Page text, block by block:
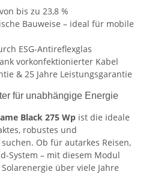
bis zu 23,8 %
Bauweise – ideal für mobile
ESG-Antireflexglas
vorkonfektionierter Kabel
& 25 Jahre Leistungsgarantie
für unabhängige Energie
Black 275 Wp ist die ideale
robustes und
Ob für autarkes Reisen,
System – mit diesem Modul
über viele Jahre